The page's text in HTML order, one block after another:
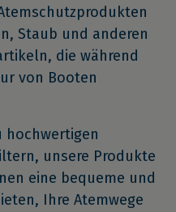
Staub und anderen
die während
von Booten
hochwertigen
unsere Produkte
eine bequeme und
Ihre Atemwege